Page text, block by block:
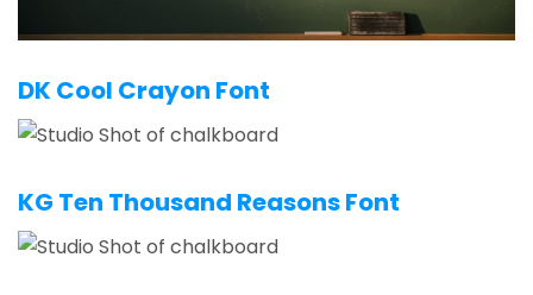
DK Cool Crayon Font
KG Ten Thousand Reasons Font